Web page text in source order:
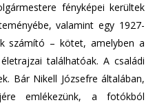
fényképei kerültek
valamint egy 1927-
számító – kötet, amelyben a
találhatóak. A családi
Bár Nikell Józsefre általában,
emlékezünk, a fotókból